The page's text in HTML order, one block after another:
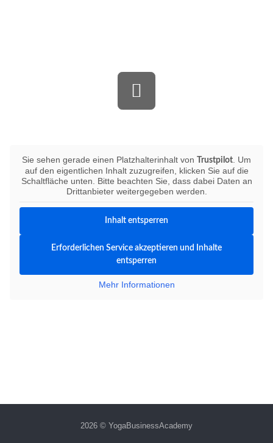
Sie sehen gerade einen Platzhalterinhalt von Trustpilot . Um
auf den eigentlichen Inhalt zuzugreifen, klicken Sie auf die
Schaltfläche unten. Bitte beachten Sie, dass dabei Daten an
Drittanbieter weitergegeben werden.
Inhalt entsperren
Erforderlichen Service akzeptieren und Inhalte
entsperren
Mehr Informationen
2026 © YogaBusinessAcademy